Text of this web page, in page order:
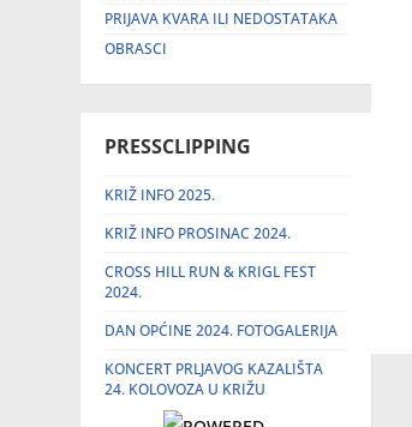
PRIJAVA KVARA ILI NEDOSTATAKA
OBRASCI
PRESSCLIPPING
KRIŽ INFO 2025.
KRIŽ INFO PROSINAC 2024.
CROSS HILL RUN & KRIGL FEST
2024.
DAN OPĆINE 2024. FOTOGALERIJA
KONCERT PRLJAVOG KAZALIŠTA
24. KOLOVOZA U KRIŽU